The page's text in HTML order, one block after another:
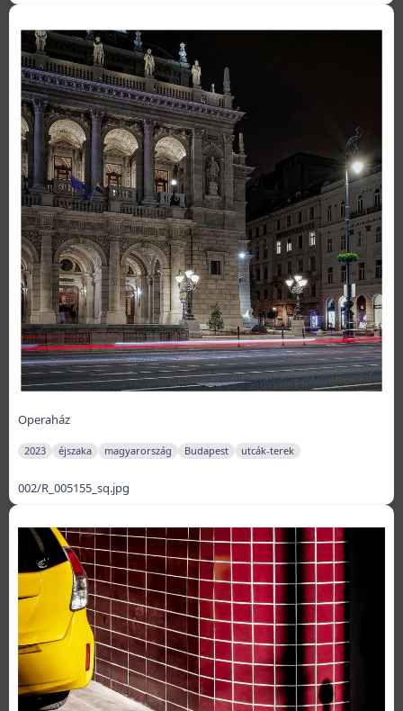
Operaház
2023 éjszaka magyarország Budapest utcák-terek
002/R_005155_sq.jpg